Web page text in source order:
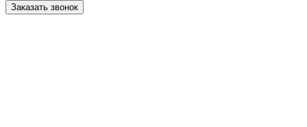
Заказать звонок